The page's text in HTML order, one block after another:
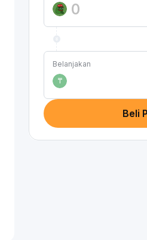
Belanjakan
₸
Beli